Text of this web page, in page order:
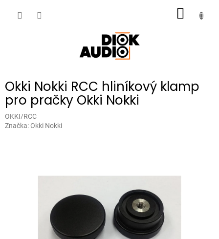
Okki Nokki RCC hliníkový klamp
pro pračky Okki Nokki
OKKI/RCC
Značka: Okki Nokki